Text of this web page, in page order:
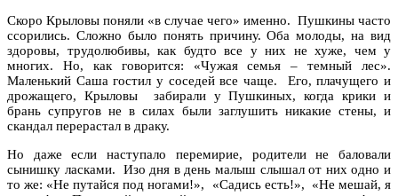
Скоро Крыловы поняли «в случае чего» именно. Пушкины часто
ссорились. Сложно было понять причину. Оба молоды, на вид
здоровы, трудолюбивы, как будто все у них не хуже, чем у
многих. Но, как говорится: «Чужая семья – темный лес».
Маленький Саша гостил у соседей все чаще. Его, плачущего и
дрожащего, Крыловы забирали у Пушкиных, когда крики и
брань супругов не в силах были заглушить никакие стены, и
скандал перерастал в драку.
Но даже если наступало перемирие, родители не баловали
сынишку ласками. Изо дня в день малыш слышал от них одно и
то же: «Не путайся под ногами!», «Садись есть!», «Не мешай, я